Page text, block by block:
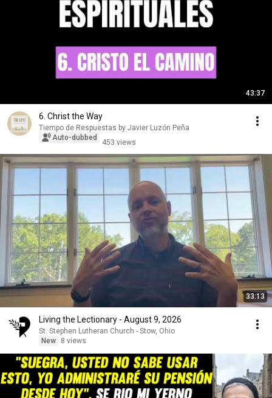
43:37
6. Christ the Way
Tiempo de Respuestas by Javier Luzón Peña
Auto-dubbed
453 views
33:13
Living the Lectionary - August 9, 2026
St. Stephen Lutheran Church - Stow, Ohio
New
8 views